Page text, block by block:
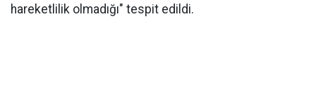
hareketlilik olmadığı" tespit edildi.